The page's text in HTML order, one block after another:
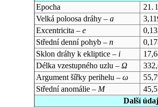
Epocha
21.
Velká poloosa dráhy – a
Excentricita – e
Střední denní pohyb – n
Sklon dráhy k ekliptice – i
Délka vzestupného uzlu – Ω
Argument šířky perihelu – ω
Střední anomálie – M
Další